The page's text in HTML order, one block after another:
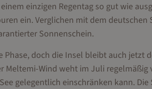
einzigen Regentag so gut wie
ein. Verglichen mit dem
Sonnenschein.
doch die Insel bleibt auch jetzt
Meltemi-Wind weht im Juli
gelegentlich einschränken kann.